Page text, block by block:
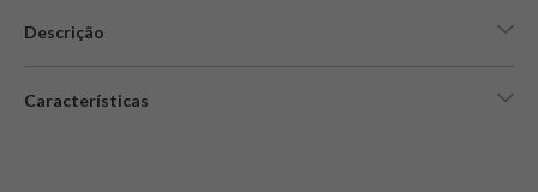
Descrição
Características